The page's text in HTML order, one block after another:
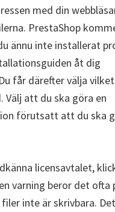
med din
PrestaShop
ännu inte installerat
åt dig
får därefter välja
Välj att du ska göra en
förutsatt att du ska
licensavtalet,
varning beror det ofta
inte är skrivbara.